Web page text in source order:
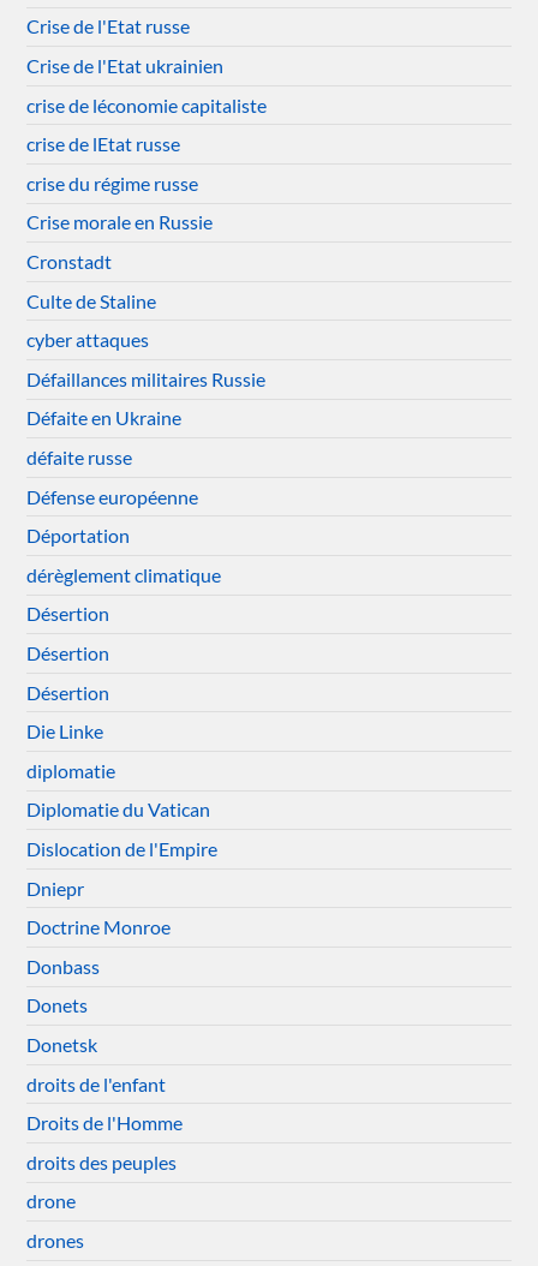
Crise de l'Etat russe
Crise de l'Etat ukrainien
crise de léconomie capitaliste
crise de lEtat russe
crise du régime russe
Crise morale en Russie
Cronstadt
Culte de Staline
cyber attaques
Défaillances militaires Russie
Défaite en Ukraine
défaite russe
Défense européenne
Déportation
dérèglement climatique
Désertion
Désertion
Désertion
Die Linke
diplomatie
Diplomatie du Vatican
Dislocation de l'Empire
Dniepr
Doctrine Monroe
Donbass
Donets
Donetsk
droits de l'enfant
Droits de l'Homme
droits des peuples
drone
drones